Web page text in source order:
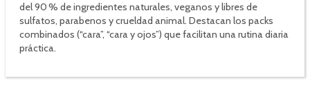
del 90 % de ingredientes naturales, veganos y libres de
sulfatos, parabenos y crueldad animal. Destacan los packs
combinados (“cara”, “cara y ojos”) que facilitan una rutina diaria
práctica.